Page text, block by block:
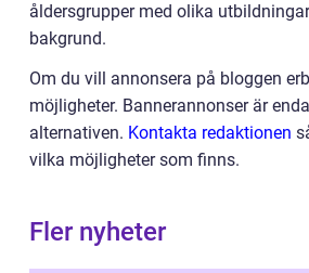
åldersgrupper med olika
bakgrund.
Om du vill annonsera på bloggen
möjligheter. Bannerannonser är
alternativen. Kontakta redaktionen
vilka möjligheter som finns.
Fler nyheter